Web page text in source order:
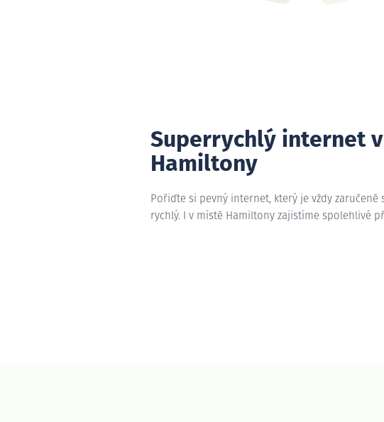
Superrychlý internet
Hamiltony
Pořiďte si pevný internet, který je vždy zaručeně
rychlý. I v místě Hamiltony zajistíme spolehlivé